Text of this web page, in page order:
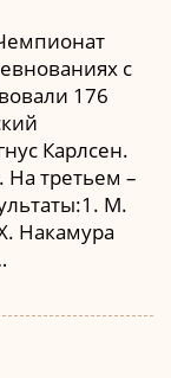
с
176
Карлсен.
На третьем –
М.
Накамура